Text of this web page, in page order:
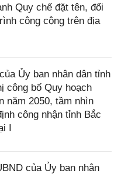
Quy chế đặt tên, đổi
công cộng trên địa
Ủy ban nhân dân tỉnh
công bố Quy hoạch
năm 2050, tầm nhìn
công nhận tỉnh Bắc
I
của Ủy ban nhân